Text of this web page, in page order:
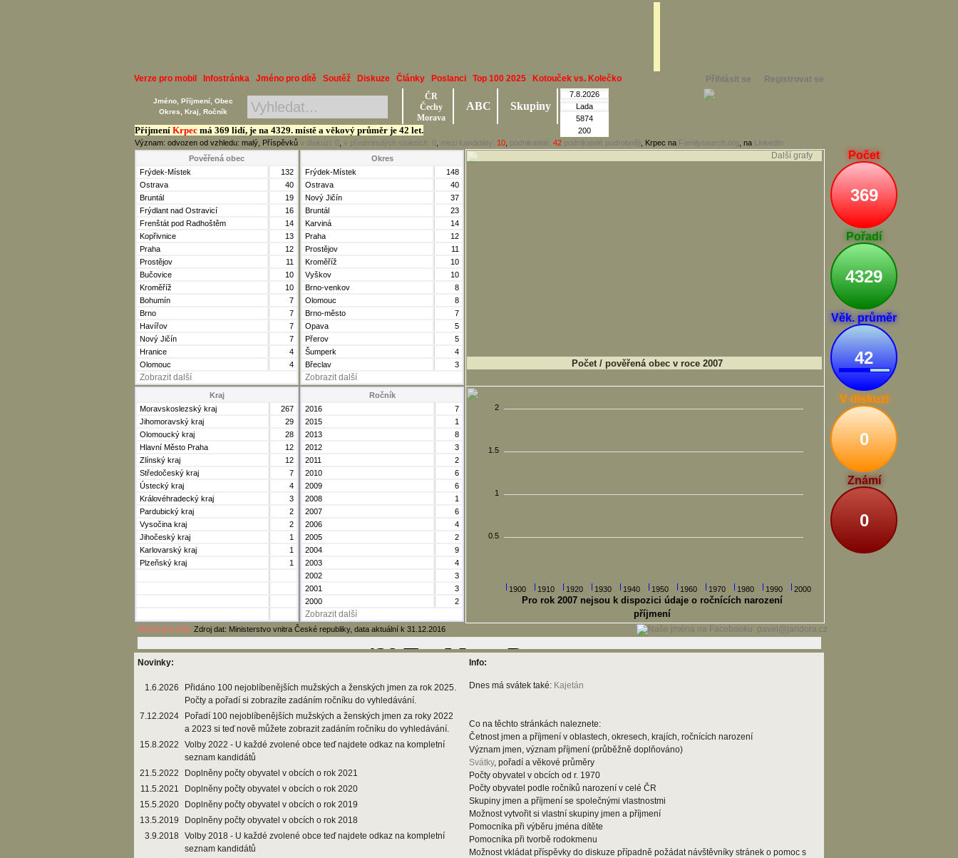
Verze pro mobil Infostránka Jméno pro dítě Soutěž Diskuze Články Poslanci Top 100 2025 Kotouček vs. Kolečko
Další grafy
Přihlásit se Registrovat se
Počet
369
Pořadí
4329
Věk. průměr
42
V diskuzi
0
Známí
0
Příjmení Krpec má 369 lidí, je na 4329. místě a věkový průměr je 42 let.
Význam: odvozen od vzhledu: malý, Příspěvků v diskuzi: 0 v předminulých stoletích: 0 mezi kandidáty: 10 podnikatelé: 42 podnikatelé podrobněji , Krpec na Familysearch.org , na LinkedIn
Jméno, Příjmení, Obec
Okres, Kraj, Ročník
ČR
Čechy
Morava
ABC Skupiny
7.8.2026
Lada
5874
200
Pověřená obec
Frýdek-Místek
132
Ostrava
40
Bruntál
19
Frýdlant nad Ostravicí
16
Frenštát pod Radhoštěm
14
Kopřivnice
13
Praha
12
Prostějov
11
Bučovice
10
Kroměříž
10
Bohumín
7
Brno
7
Havířov
7
Nový Jičín
7
Hranice
4
Olomouc
4
Zobrazit další
Okres
Frýdek-Místek
148
Ostrava
40
Nový Jičín
37
Bruntál
23
Karviná
14
Praha
12
Prostějov
11
Kroměříž
10
Vyškov
10
Brno-venkov
8
Olomouc
8
Brno-město
7
Opava
5
Přerov
5
Šumperk
4
Břeclav
3
Zobrazit další
Počet / pověřená obec v roce 2007
Kraj
Moravskoslezský kraj
267
Jihomoravský kraj
29
Olomoucký kraj
28
Hlavní Město Praha
12
Zlínský kraj
12
Středočeský kraj
7
Ústecký kraj
4
Královéhradecký kraj
3
Pardubický kraj
2
Vysočina kraj
2
Jihočeský kraj
1
Karlovarský kraj
1
Plzeňský kraj
1
Ročník
2016
7
2015
1
2013
8
2012
3
2011
2
2010
6
2009
6
2008
1
2007
6
2006
4
2005
2
2004
9
2003
4
2002
3
2001
3
2000
2
Zobrazit další
1900 1910 1920 1930 1940 1950 1960 1970 1980 1990 2000
0.5
1
1.5
2
Pro rok 2007 nejsou k dispozici údaje o ročnících narození
příjmení
Verze pro tisk Zdroj dat: Ministerstvo vnitra České republiky, data aktuální k 31.12.2016 pavel@jandora.cz
Novinky: Info:
1.6.2026
Přidáno 100 nejoblíbenějších mužských a ženských jmen za rok 2025.
Počty a pořadí si zobrazíte zadáním ročníku do vyhledávání.
7.12.2024
Pořadí 100 nejoblíbenějších mužských a ženských jmen za roky 2022
a 2023 si teď nově můžete zobrazit zadáním ročníku do vyhledávání.
15.8.2022
Volby 2022 - U každé zvolené obce teď najdete odkaz na kompletní
seznam kandidátů
21.5.2022
Doplněny počty obyvatel v obcích o rok 2021
11.5.2021
Doplněny počty obyvatel v obcích o rok 2020
15.5.2020
Doplněny počty obyvatel v obcích o rok 2019
13.5.2019
Doplněny počty obyvatel v obcích o rok 2018
3.9.2018 Volby 2018 - U každé zvolené obce teď najdete odkaz na kompletní
seznam kandidátů
Dnes má svátek také: Kajetán
Co na těchto stránkách naleznete:
Četnost jmen a příjmení v oblastech, okresech, krajích, ročnících narození
Význam jmen, význam příjmení (průběžně doplňováno)
Svátky, pořadí a věkové průměry
Počty obyvatel v obcích od r. 1970
Počty obyvatel podle ročníků narození v celé ČR
Skupiny jmen a příjmení se společnými vlastnostmi
Možnost vytvořit si vlastní skupiny jmen a příjmení
Pomocníka při výběru jména dítěte
Pomocníka při tvorbě rodokmenu
Možnost vkládat příspěvky do diskuze případně požádat návštěvníky stránek o pomoc s